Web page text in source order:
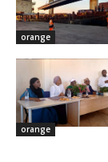
orange
orange